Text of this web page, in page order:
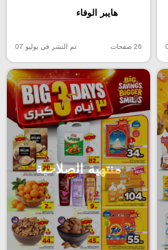
هايبر الوفاء
26 صفحات تم النشر في يوليو 07
منتهية الصلاحية